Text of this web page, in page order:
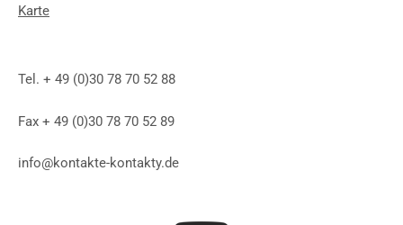
Karte
Tel. + 49 (0)30 78 70 52 88
Fax + 49 (0)30 78 70 52 89
info@kontakte-kontakty.de